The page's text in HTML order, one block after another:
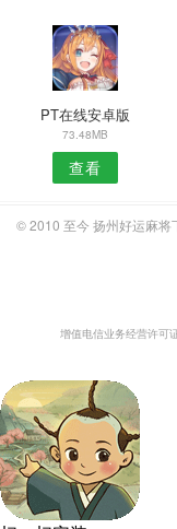
PT在线安卓版
73.48MB
查看
© 2010 至今 扬州好运麻
增值电信业务经营许可